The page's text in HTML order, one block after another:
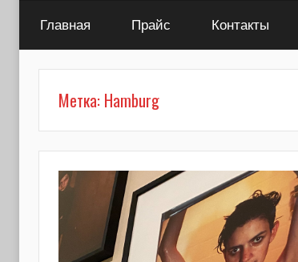
Главная Прайс Контакты
Метка: Hamburg